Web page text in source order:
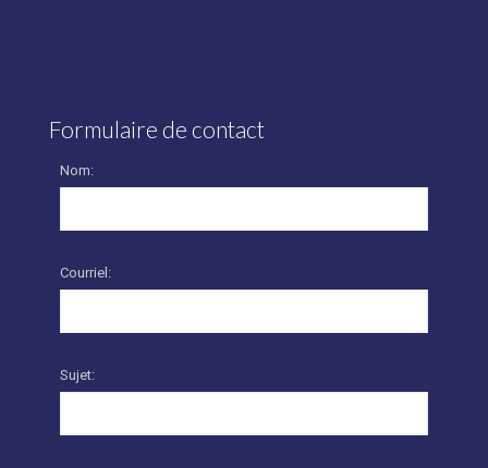
Formulaire de contact
Nom:
Courriel:
Sujet: